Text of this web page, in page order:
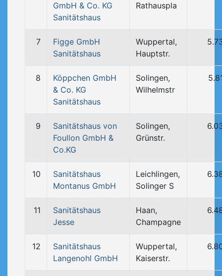
GmbH & Co. KG
Sanitätshaus
Rathauspla
7
Figge GmbH
Sanitätshaus
Wuppertal,
Hauptstr.
8
Köppchen GmbH
& Co. KG
Sanitätshaus
Solingen,
Wilhelmstr
9
Sanitätshaus von
Foullon GmbH &
Co.KG
Solingen,
Grünstr.
10
Sanitätshaus
Montanus GmbH
Leichlingen,
Solinger S
11
Sanitätshaus
Jesse
Haan,
Champagne
12
Sanitätshaus
Langenohl GmbH
Wuppertal,
Kaiserstr.